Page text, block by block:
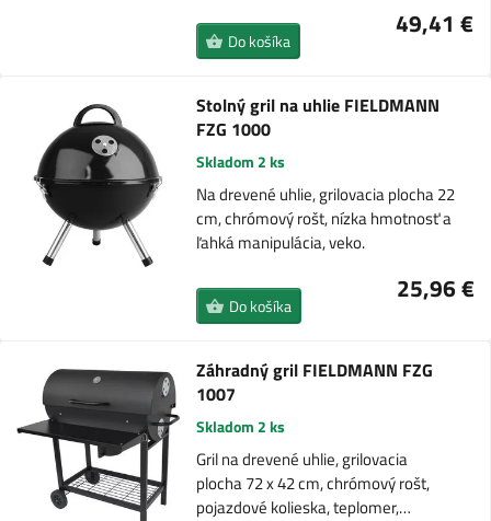
49,41 €
Do košíka
Stolný gril na uhlie FIELDMANN
FZG 1000
Skladom 2 ks
Na drevené uhlie, grilovacia plocha 22
cm, chrómový rošt, nízka hmotnosť a
ľahká manipulácia, veko.
25,96 €
Do košíka
Záhradný gril FIELDMANN FZG
1007
Skladom 2 ks
Gril na drevené uhlie, grilovacia
plocha 72 x 42 cm, chrómový rošt,
pojazdové kolieska, teplomer,…